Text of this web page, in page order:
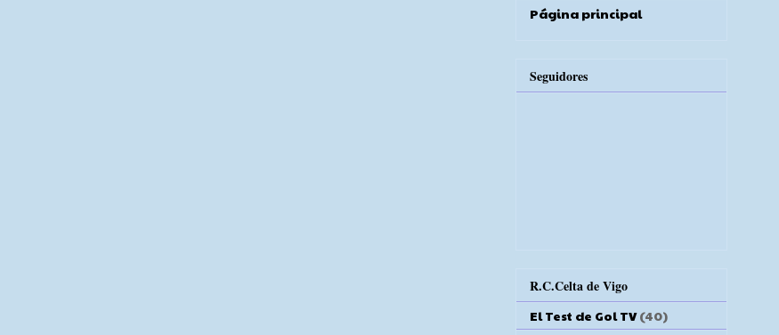
Página principal
Seguidores
R.C.Celta de Vigo
El Test de Gol TV (40)